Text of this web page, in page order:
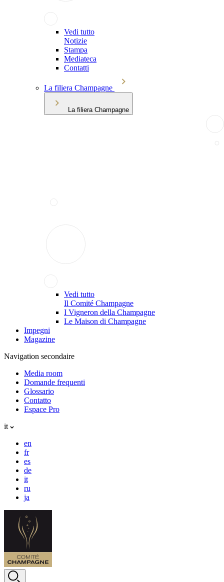
Vedi tutto
Notizie
Stampa
Mediateca
Contatti
La filiera Champagne
La filiera Champagne
Vedi tutto
Il Comité Champagne
I Vigneron della Champagne
Le Maison di Champagne
Impegni
Magazine
Navigation secondaire
Media room
Domande frequenti
Glossario
Contatto
Espace Pro
it
en
fr
es
de
it
ru
ja